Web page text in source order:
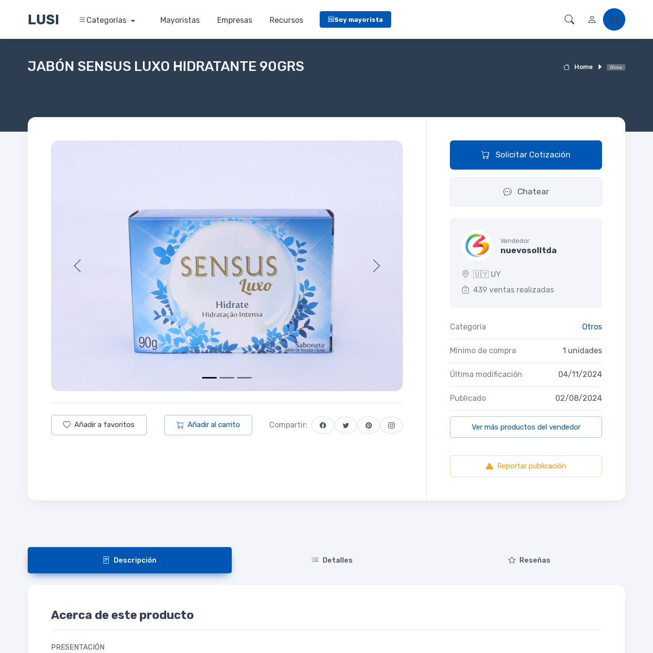
LUSI Categorías Mayoristas Empresas Recursos Soy mayorista
Home Otros
JABÓN SENSUS LUXO HIDRATANTE 90GRS
Previous Next
Añadir a favoritos Añadir al carrito Compartir:
Solicitar Cotización
Chatear
Vendedor
nuevosolltda
🇺🇾 UY
439 ventas realizadas
Categoría Otros
Mínimo de compra 1 unidades
Última modificación 04/11/2024
Publicado 02/08/2024
Ver más productos del vendedor
Reportar publicación
Descripción Detalles Reseñas
Acerca de este producto
PRESENTACIÓN